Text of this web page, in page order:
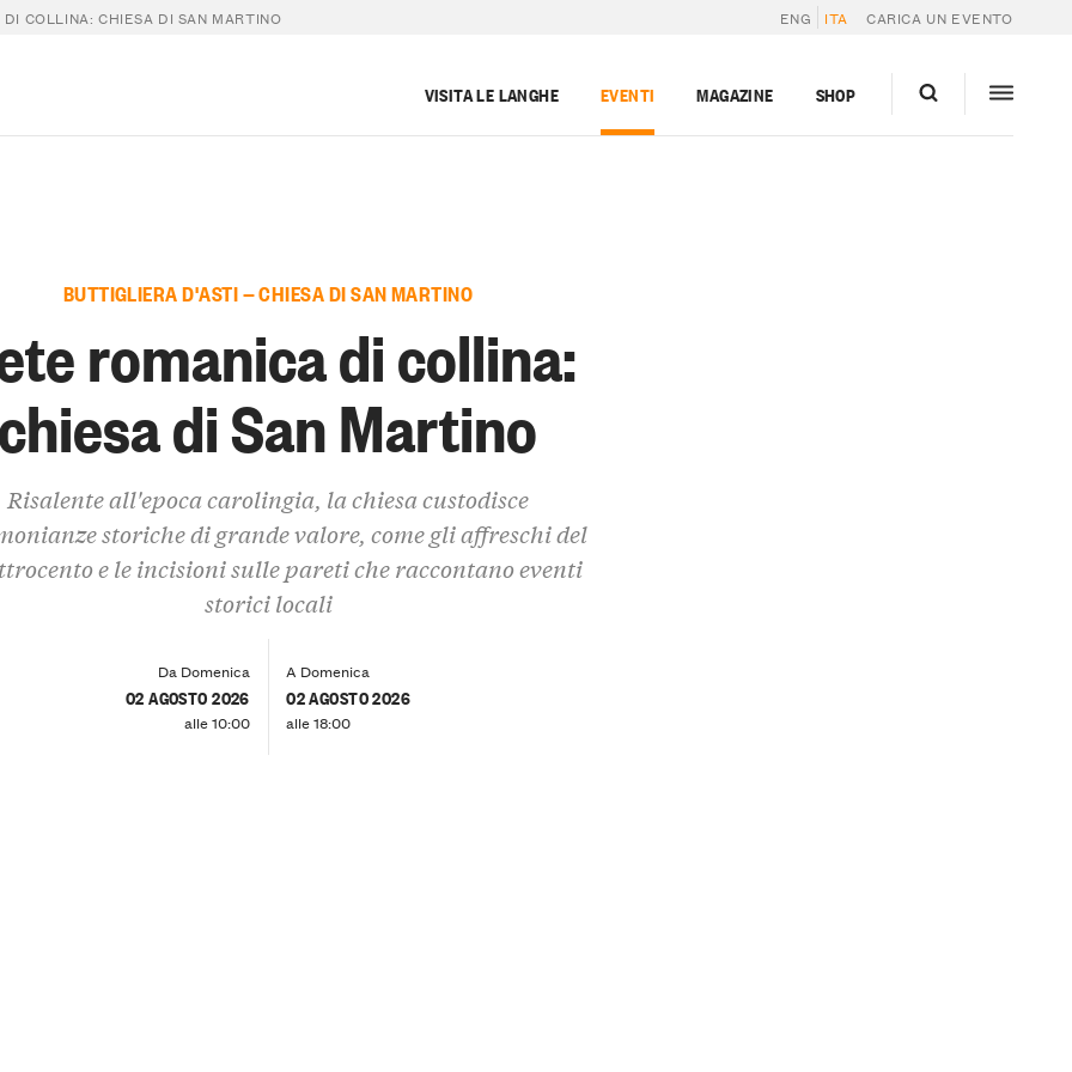
COLLINA: CHIESA DI SAN MARTINO ENG ITA CARICA UN EVENTO
VISITA LE LANGHE EVENTI MAGAZINE SHOP
BUTTIGLIERA D'ASTI — CHIESA DI SAN MARTINO
romanica di collina:
di San Martino
Risalente all'epoca carolingia, la chiesa custodisce
storiche di grande valore, come gli affreschi del
e le incisioni sulle pareti che raccontano eventi
storici locali
Da Domenica
02 AGOSTO 2026
alle 10:00
A Domenica
02 AGOSTO 2026
alle 18:00